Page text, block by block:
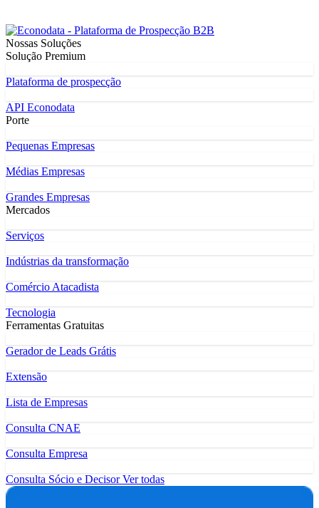
Nossas Soluções
Solução Premium
Plataforma de prospecção
API Econodata
Porte
Pequenas Empresas
Médias Empresas
Grandes Empresas
Mercados
Serviços
Indústrias da transformação
Comércio Atacadista
Tecnologia
Ferramentas Gratuitas
Gerador de Leads Grátis
Extensão
Lista de Empresas
Consulta CNAE
Consulta Empresa
Consulta Sócio e DecisorVer todas